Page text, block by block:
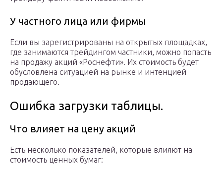
У частного лица или фирмы
Если вы зарегистрированы на открытых площадках,
где занимаются трейдингом частники, можно попасть
на продажу акций «Роснефти». Их стоимость будет
обусловлена ситуацией на рынке и интенцией
продающего.
Ошибка загрузки таблицы.
Что влияет на цену акций
Есть несколько показателей, которые влияют на
стоимость ценных бумаг: